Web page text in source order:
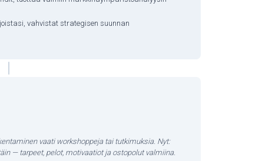
vahvistat strategisen suunnan
vaati workshoppeja tai tutkimuksia. Nyt:
— tarpeet, pelot, motivaatiot ja ostopolut valmiina.